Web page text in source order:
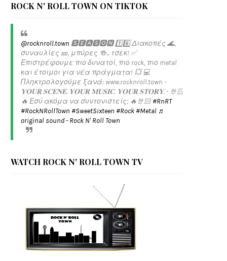
ROCK N' ROLL TOWN ON TIKTOK
@rocknroll.town 🆂🅴🅰🆂🅾🅽 1️⃣6️⃣ Διακοπές 🌊,
συναυλίες 🎫, μπύρες 🍻... τσεκ! ✅️
Επιστρέφουμε πιο δυνατοί, πιο rock, πιο metal
και έτοιμοι για νέα πράγματα! 💥 💻
Πληκτρολογούμε ξανά: www.rocknroll.town -
𝐘𝐎𝐔𝐑 𝐒𝐂𝐄𝐍𝐄. 𝐘𝐎𝐔𝐑 𝐌𝐔𝐒𝐈𝐂. 𝐘𝐎𝐔𝐑 𝐒𝐓𝐎𝐑𝐘. - 🤘🏻
🔥 Εσύ ακόμα να συντονιστείς; 🔥🤘🏻#RnRT
#RockNRollTown #SweetSixteen #Rock #Metal ♬
original sound - Rock N' Roll Town
WATCH ROCK N' ROLL TOWN TV